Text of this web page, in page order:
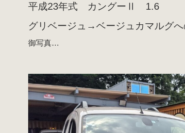
平成23年式 カングーⅡ 1.6
グリベージュ→ベージュカマルグへ
御写真…